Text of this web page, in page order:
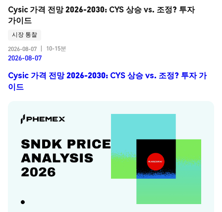
Cysic 가격 전망 2026-2030: CYS 상승 vs. 조정? 투자
가이드
시장 통찰
2026-08-07
10-15분
2026-08-07
Cysic 가격 전망 2026-2030: CYS 상승 vs. 조정? 투자 가
이드